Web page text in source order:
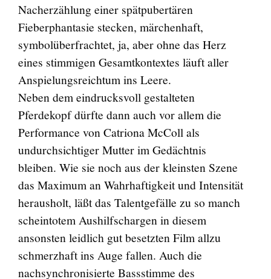
Nacherzählung einer spätpubertären
Fieberphantasie stecken, märchenhaft,
symbolüberfrachtet, ja, aber ohne das Herz
eines stimmigen Gesamtkontextes läuft aller
Anspielungsreichtum ins Leere.
Neben dem eindrucksvoll gestalteten
Pferdekopf dürfte dann auch vor allem die
Performance von Catriona McColl als
undurchsichtiger Mutter im Gedächtnis
bleiben. Wie sie noch aus der kleinsten Szene
das Maximum an Wahrhaftigkeit und Intensität
herausholt, läßt das Talentgefälle zu so manch
scheintotem Aushilfschargen in diesem
ansonsten leidlich gut besetzten Film allzu
schmerzhaft ins Auge fallen. Auch die
nachsynchronisierte Bassstimme des